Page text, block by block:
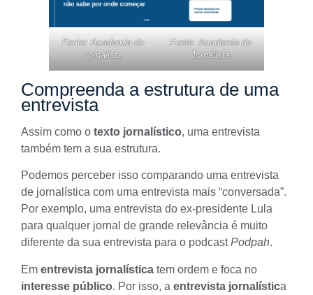
Fonte: Academia do
Jornalista
Fonte: Academia do
Jornalista
Compreenda a estrutura de uma
entrevista
Assim como o texto jornalístico, uma entrevista
também tem a sua estrutura.
Podemos perceber isso comparando uma entrevista
de jornalística com uma entrevista mais “conversada”.
Por exemplo, uma entrevista do ex-presidente Lula
para qualquer jornal de grande relevância é muito
diferente da sua entrevista para o podcastPodpah.
Em entrevista jornalística tem ordem e foca no
interesse público. Por isso, a entrevista jornalística